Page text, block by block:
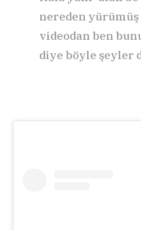
nereden yürümüş
videodan ben
diye böyle şeyler